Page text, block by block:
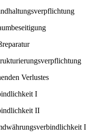
Verlustes
I
II
I